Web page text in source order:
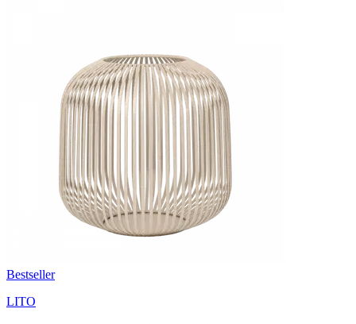
Bestseller
LITO